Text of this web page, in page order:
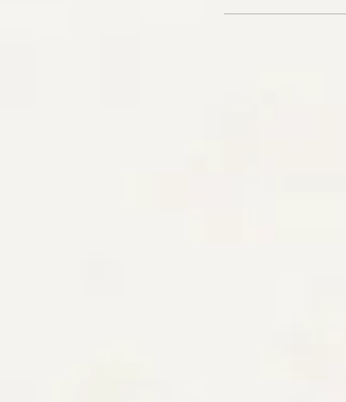
6包
大馬士革玫瑰